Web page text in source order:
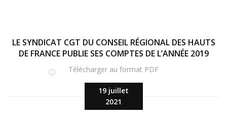
19 juillet
2021
LE SYNDICAT CGT DU CONSEIL RÉGIONAL DES HAUTS
DE FRANCE PUBLIE SES COMPTES DE L’ANNÉE 2019
Télécharger au format PDF